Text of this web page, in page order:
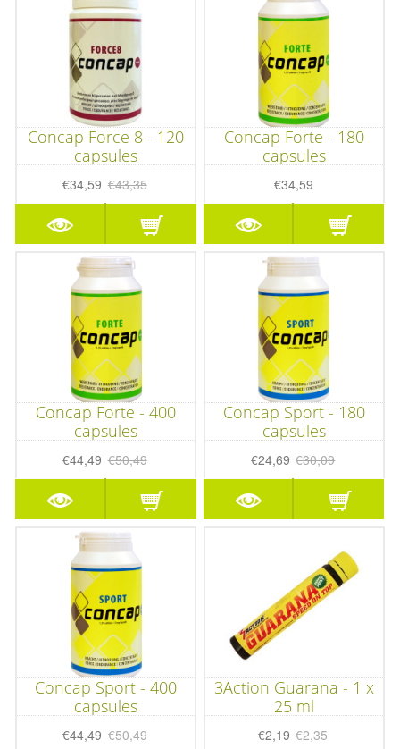
Concap Force 8 - 120
capsules
€34,59 €43,35
Concap Forte - 180
capsules
€34,59
Concap Forte - 400
capsules
€44,49 €50,49
Concap Sport - 180
capsules
€24,69 €30,09
Concap Sport - 400
capsules
€44,49 €50,49
3Action Guarana - 1 x
25 ml
€2,19 €2,35